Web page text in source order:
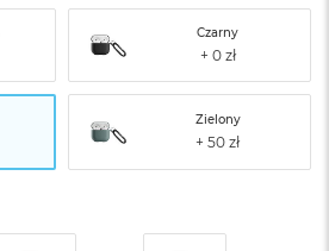
Czarny
Zielony